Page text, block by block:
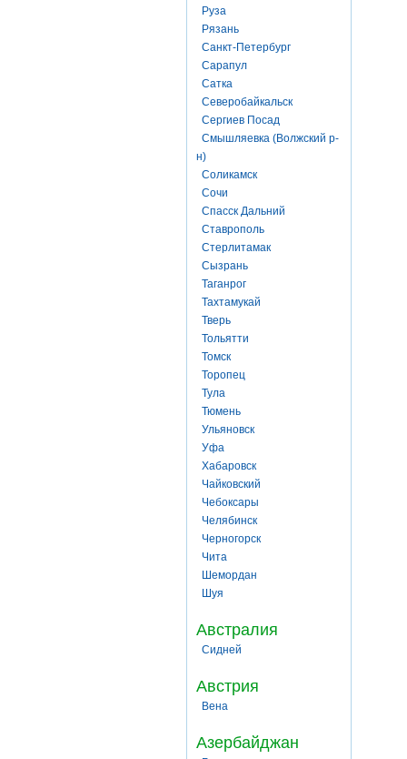
Руза
Рязань
Санкт-Петербург
Сарапул
Сатка
Северобайкальск
Сергиев Посад
Смышляевка (Волжский р-
н)
Соликамск
Сочи
Спасск Дальний
Ставрополь
Стерлитамак
Сызрань
Таганрог
Тахтамукай
Тверь
Тольятти
Томск
Торопец
Тула
Тюмень
Ульяновск
Уфа
Хабаровск
Чайковский
Чебоксары
Челябинск
Черногорск
Чита
Шемордан
Шуя
Австралия
Сидней
Австрия
Вена
Азербайджан